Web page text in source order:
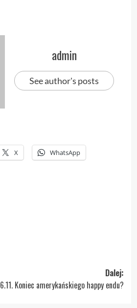
admin
See author's posts
X WhatsApp
Dalej:
6.11. Koniec amerykańskiego happy endu?